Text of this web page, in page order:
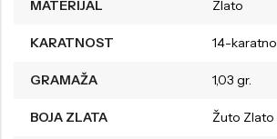
MATERIJAL Zlato
KARATNOST 14-karatno
GRAMAŽA 1,03 gr.
BOJA ZLATA Žuto Zlato